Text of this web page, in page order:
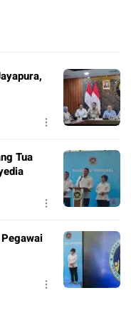
Tua